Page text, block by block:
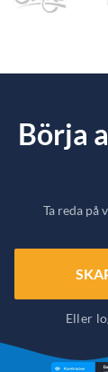
Börja
Ta reda på
Eller